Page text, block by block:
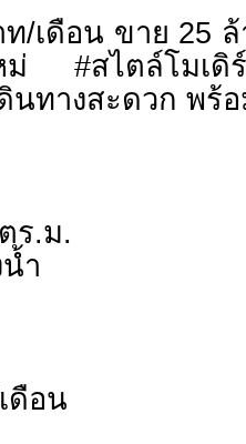
ท/เดือน ขาย 25
หม่ #สไตล์โมเ
นทางสะดวก พร้
ร.ม.
ำ
ดือน